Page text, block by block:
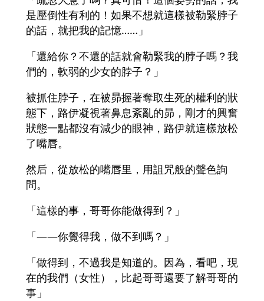
是壓倒性有利的！如果不想就這樣被勒緊脖子
的話，就把我的記憶……」
「還給你？不還的話就會勒緊我的脖子嗎？我
們的，軟弱的少女的脖子？」
被抓住脖子，在被昴握著奪取生死的權利的狀
態下，路伊凝視著鼻息紊亂的昴，剛才的興奮
狀態一點都沒有減少的眼神，路伊就這樣放松
了嘴唇。
然后，從放松的嘴唇里，用詛咒般的聲色詢
問。
「這樣的事，哥哥你能做得到？」
「――你覺得我，做不到嗎？」
「做得到，不過我是知道的。因為，看吧，現
在的我們（女性），比起哥哥還要了解哥哥的
事」